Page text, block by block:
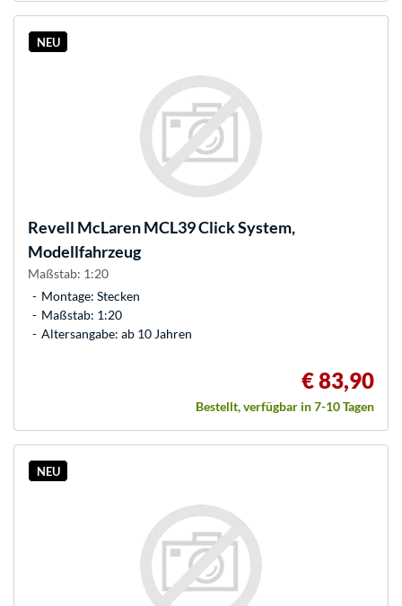
NEU
Revell McLaren MCL39 Click System,
Modellfahrzeug
Maßstab: 1:20
Montage: Stecken
Maßstab: 1:20
Altersangabe: ab 10 Jahren
€ 83,90
Bestellt, verfügbar in 7-10 Tagen
NEU